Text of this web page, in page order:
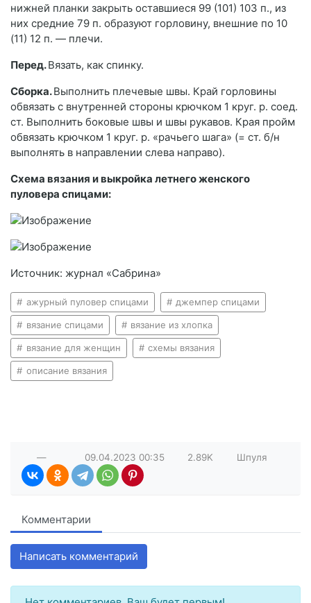
нижней планки закрыть оставшиеся 99 (101) 103 п., из
них средние 79 п. образуют горловину, внешние по 10
(11) 12 п. — плечи.
Перед.Вязать, как спинку.
Сборка.Выполнить плечевые швы. Край горловины
обвязать с внутренней стороны крючком 1 круг. р. соед.
ст. Выполнить боковые швы и швы рукавов. Края пройм
обвязать крючком 1 круг. р. «рачьего шага» (= ст. б/н
выполнять в направлении слева направо).
Схема вязания и выкройка летнего женского
пуловера спицами:
Источник: журнал «Сабрина»
ажурный пуловер спицами джемпер спицами
вязание спицами вязание из хлопка
вязание для женщин схемы вязания
описание вязания
— 09.04.2023 00:35 2.89K Шпуля
Комментарии
Написать комментарий